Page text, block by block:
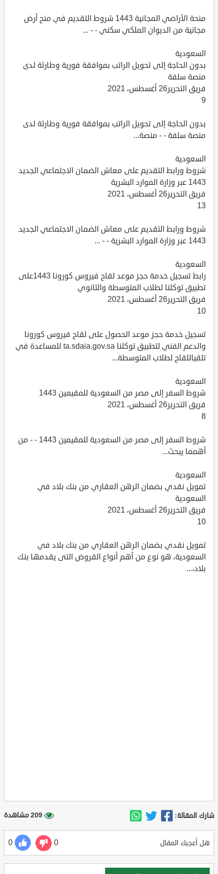
منحة الأراضي المجانية 1443 شروط التقديم في منح أرض
مجانية من الديوان الملكي سكني - - ...
السعودية
بدون الحاجة إلى تحويل الراتب بموافقة فورية وطارئة لدى
منصة سلفة
فريق التحرير26 أغسطس، 2021
9
بدون الحاجة إلى تحويل الراتب بموافقة فورية وطارئة لدى
منصة سلفة - - منصة...
السعودية
شروط ورابط التقديم على معاش الضمان الاجتماعي الجديد
1443 عبر وزارة الموارد البشرية
فريق التحرير26 أغسطس، 2021
13
شروط ورابط التقديم على معاش الضمان الاجتماعي الجديد
1443 عبر وزارة الموارد البشرية - - ...
السعودية
رابط تسجيل خدمة حجز موعد لقاح فيروس كورونا 1443على
تطبيق توكلنا لطلاب المتوسطة والثانوي
فريق التحرير26 أغسطس، 2021
10
تسجيل خدمة حجز موعد الحصول على لقاح فيروس كورونا
والدعم الفني لتطبيق توكلنا ta.sdaia.gov.sa للمساعدة في
تلقياللقاح لطلاب المتوسطة...
السعودية
شروط السفر إلى مصر من السعودية للمقيمين 1443
فريق التحرير26 أغسطس، 2021
8
شروط السفر إلى مصر من السعودية للمقيمين 1443 - - من
أهمما يبحث...
السعودية
تمويل نقدي بضمان الرهن العقاري من بنك بلاد في
السعودية
فريق التحرير26 أغسطس، 2021
10
تمويل نقدي بضمان الرهن العقاري من بنك بلاد في
السعودية، هو نوع من أهم أنواع القروض التى يقدمها بنك
بلاد،...
شارك المقالة: 209 مشاهدة
هل أعجبك المقال 0
0